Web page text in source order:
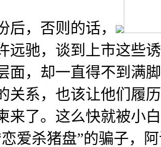
后，否则的话，
远驰，谈到上市这些
面，却一直得不到满
关系，也该让他们履
来了。这么快就被小
爱杀猪盘”的骗子，